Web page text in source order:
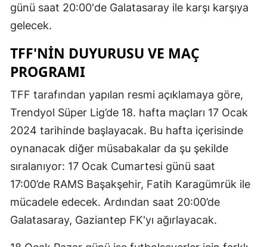
günü saat 20:00'de Galatasaray ile karşı karşıya
gelecek.
TFF'NIN DUYURUSU VE MAÇ
PROGRAMI
TFF tarafından yapılan resmi açıklamaya göre,
Trendyol Süper Lig’de 18. hafta maçları 17 Ocak
2024 tarihinde başlayacak. Bu hafta içerisinde
oynanacak diğer müsabakalar da şu şekilde
sıralanıyor: 17 Ocak Cumartesi günü saat
17:00’de RAMS Başakşehir, Fatih Karagümrük ile
mücadele edecek. Ardından saat 20:00’de
Galatasaray, Gaziantep FK'yı ağırlayacak.